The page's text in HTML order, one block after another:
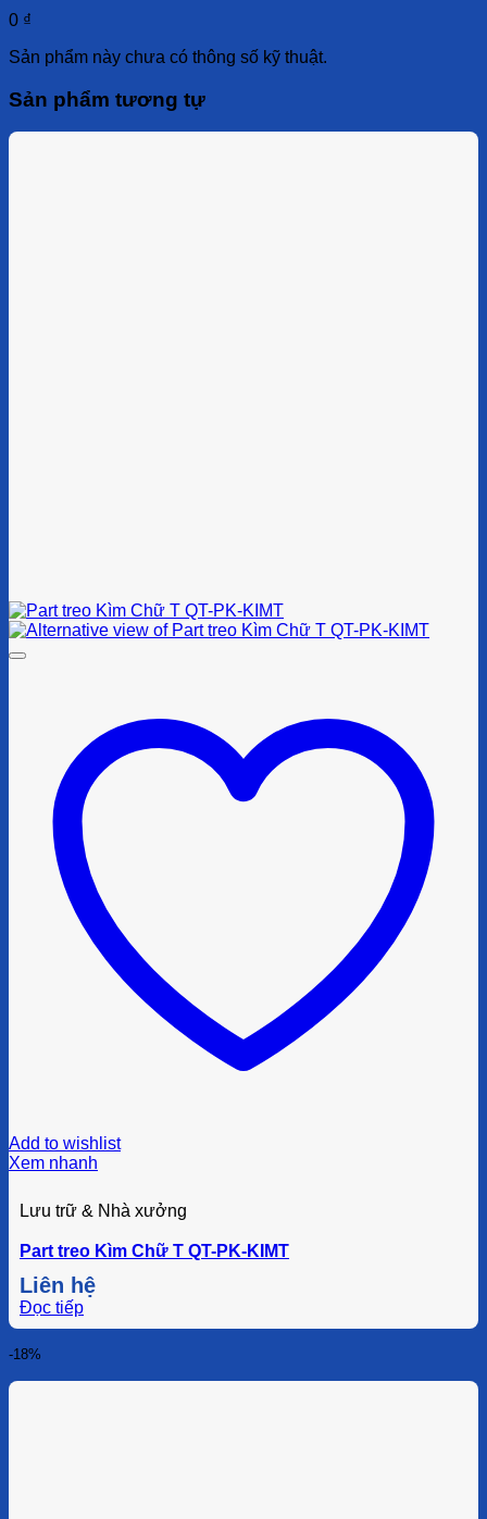
0 ₫
Sản phẩm này chưa có thông số kỹ thuật.
Sản phẩm tương tự
Add to wishlist
Xem nhanh
Lưu trữ & Nhà xưởng
Part treo Kìm Chữ T QT-PK-KIMT
Liên hệ
Đọc tiếp
-18%